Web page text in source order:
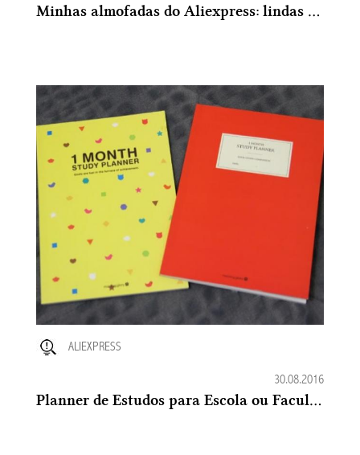
Minhas almofadas do Aliexpress: lindas e divertidas
ALIEXPRESS
30.08.2016
Planner de Estudos para Escola ou Faculdade